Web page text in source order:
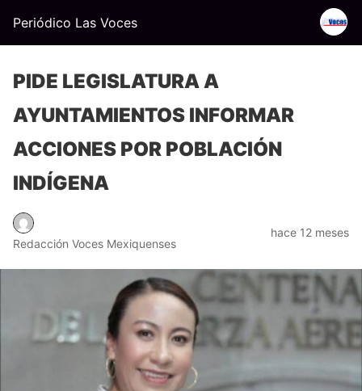
Periódico Las Voces
PIDE LEGISLATURA A
AYUNTAMIENTOS INFORMAR
ACCIONES POR POBLACIÓN
INDÍGENA
Redacción Voces Mexiquenses
hace 12 meses